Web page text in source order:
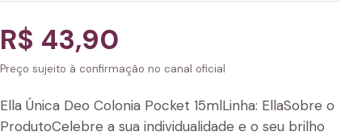
R$ 43,90
Preço sujeito à confirmação no canal oficial
Ella Única Deo Colonia Pocket 15mlLinha: EllaSobre o
ProdutoCelebre a sua individualidade e o seu brilho